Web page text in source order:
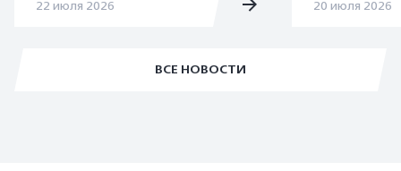
ВСЕ НОВОСТИ
22 июля 2026 20 июля 2026